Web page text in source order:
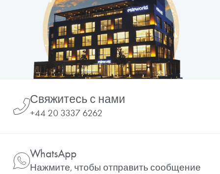
Свяжитесь с нами
+44 20 3337 6262
WhatsApp
Нажмите, чтобы отправить сообщение